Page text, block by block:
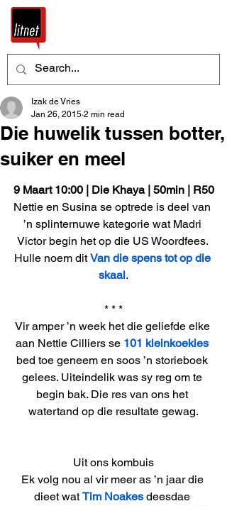
Die huwelik tussen botter,
suiker en meel
Izak de Vries
Jan 26, 2015 2 min read
9 Maart 10:00 | Die Khaya | 50min | R50
Nettie en Susina se optrede is deel van
’n splinternuwe kategorie wat Madri
Victor begin het op die US Woordfees.
Hulle noem dit Van die spens tot op die
skaal.
* * *
Vir amper ’n week het die geliefde elke
aan Nettie Cilliers se 101 kleinkoekies
bed toe geneem en soos ’n storieboek
gelees. Uiteindelik was sy reg om te
begin bak. Die res van ons het
watertand op die resultate gewag.
Uit ons kombuis
Ek volg nou al vir meer as ’n jaar die
dieet wat Tim Noakes deesdae